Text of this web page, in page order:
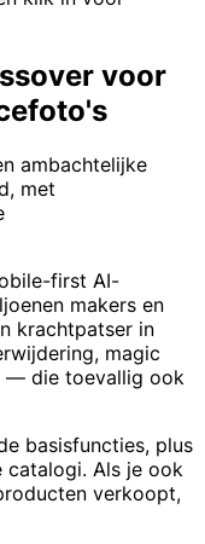
voor
ambachtelijke
met
first AI-
makers en
krachtpatser in
magic
— die toevallig ook
basisfuncties, plus
Als je ook
verkoopt,